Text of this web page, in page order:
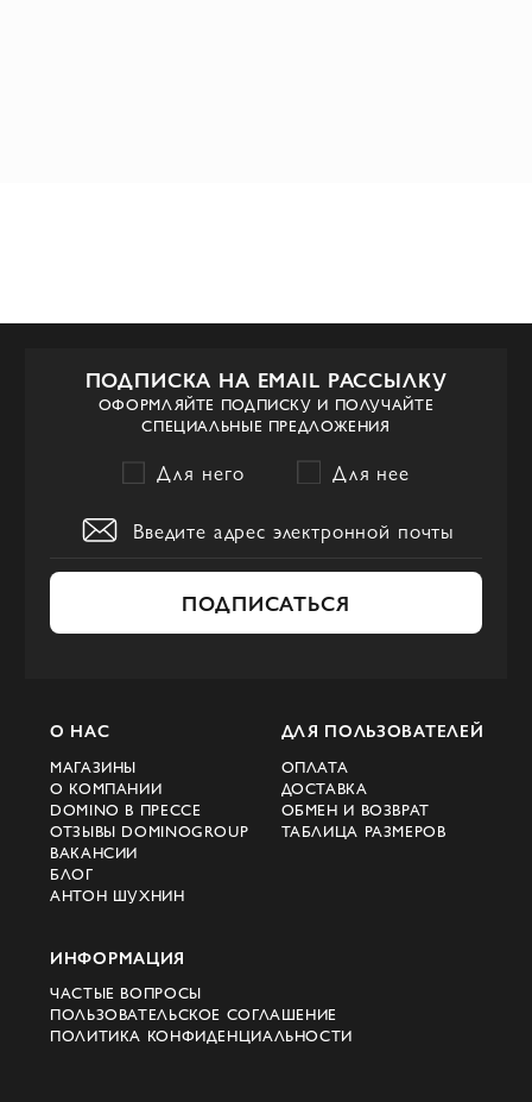
ПОДПИСКА НА EMAIL РАССЫЛКУ
ОФОРМЛЯЙТЕ ПОДПИСКУ И ПОЛУЧАЙТЕ
СПЕЦИАЛЬНЫЕ ПРЕДЛОЖЕНИЯ
Для него Для нее
ПОДПИСАТЬСЯ
О НАС
МАГАЗИНЫ
О КОМПАНИИ
DOMINO В ПРЕССЕ
ОТЗЫВЫ DOMINOGROUP
ВАКАНСИИ
БЛОГ
АНТОН ШУХНИН
ДЛЯ ПОЛЬЗОВАТЕЛЕЙ
ОПЛАТА
ДОСТАВКА
ОБМЕН И ВОЗВРАТ
ТАБЛИЦА РАЗМЕРОВ
ИНФОРМАЦИЯ
ЧАСТЫЕ ВОПРОСЫ
ПОЛЬЗОВАТЕЛЬСКОЕ СОГЛАШЕНИЕ
ПОЛИТИКА КОНФИДЕНЦИАЛЬНОСТИ